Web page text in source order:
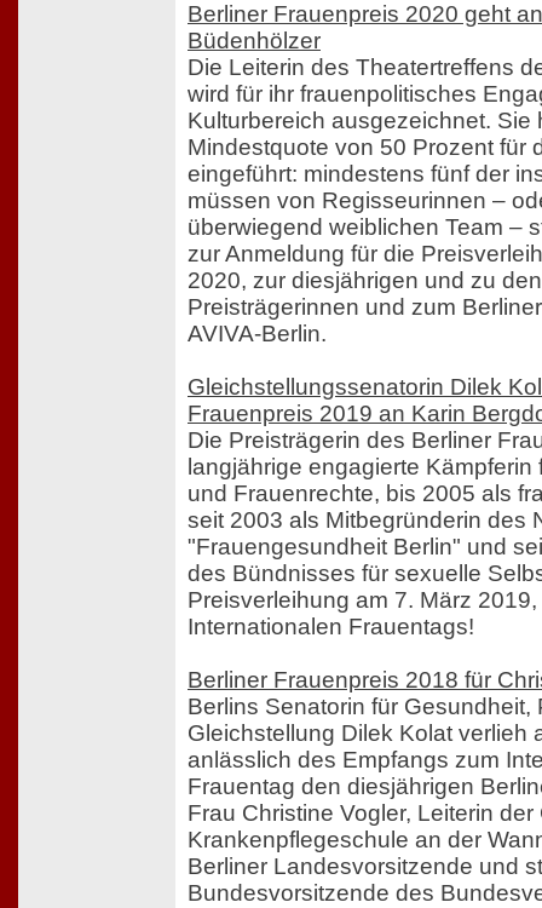
Berliner Frauenpreis 2020 geht
Büdenhölzer
Die Leiterin des Theatertreffens
wird für ihr frauenpolitisches
Kulturbereich ausgezeichnet. Sie
Mindestquote von 50 Prozent für
eingeführt: mindestens fünf der
müssen von Regisseurinnen –
überwiegend weiblichen Team –
zur Anmeldung für die
2020, zur diesjährigen und zu
Preisträgerinnen und zum
AVIVA-Berlin.
Gleichstellungssenatorin Dilek
Frauenpreis 2019 an Karin
Die Preisträgerin des Berliner
langjährige engagierte
und Frauenrechte, bis 2005 als
seit 2003 als Mitbegründerin des
"Frauengesundheit Berlin" und
des Bündnisses für sexuelle
Preisverleihung am 7. März
Internationalen Frauentags!
Berliner Frauenpreis 2018 für
Berlins Senatorin für Gesundheit,
Gleichstellung Dilek Kolat verlieh
anlässlich des Empfangs zum
Frauentag den diesjährigen
Frau Christine Vogler, Leiterin
Krankenpflegeschule an der
Berliner Landesvorsitzende und
Bundesvorsitzende des